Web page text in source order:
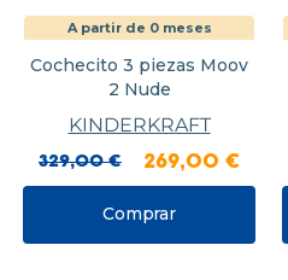
A partir de 0 meses
Cochecito 3 piezas Moov
2 Nude
KINDERKRAFT
329,00 € 269,00 €
Comprar